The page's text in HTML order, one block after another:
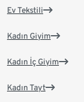
Ev Tekstili
Kadın Giyim
Kadın İç Giyim
Kadın Tayt